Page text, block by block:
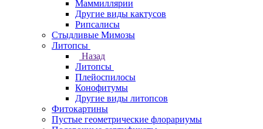
Маммиллярии
Другие виды кактусов
Рипсалисы
Стыдливые Мимозы
Литопсы
Назад
Литопсы
Плейоспилосы
Конофитумы
Другие виды литопсов
Фитокартины
Пустые геометрические флорариумы